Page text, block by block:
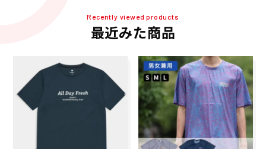
Recently viewed products
最近みた商品